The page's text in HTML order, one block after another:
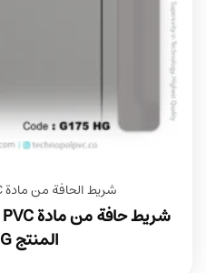
شريط الحافة من مادة PVC
المنتج G175 HG